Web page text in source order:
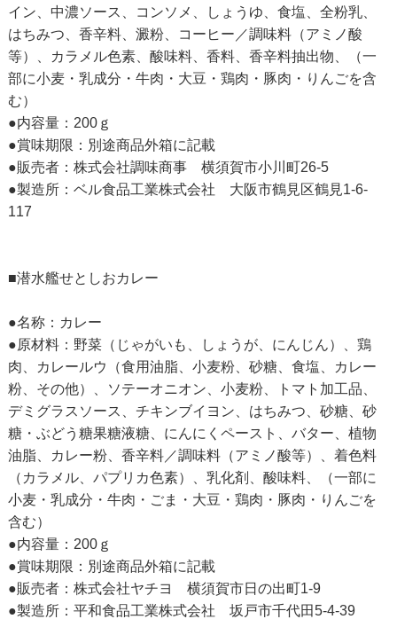
イン、中濃ソース、コンソメ、しょうゆ、食塩、全粉乳、
はちみつ、香辛料、澱粉、コーヒー／調味料（アミノ酸
等）、カラメル色素、酸味料、香料、香辛料抽出物、（一
部に小麦・乳成分・牛肉・大豆・鶏肉・豚肉・りんごを含
む）
●内容量：200ｇ
●賞味期限：別途商品外箱に記載
●販売者：株式会社調味商事 横須賀市小川町26-5
●製造所：ベル食品工業株式会社 大阪市鶴見区鶴見1-6-
117
■潜水艦せとしおカレー
●名称：カレー
●原材料：野菜（じゃがいも、しょうが、にんじん）、鶏
肉、カレールウ（食用油脂、小麦粉、砂糖、食塩、カレー
粉、その他）、ソテーオニオン、小麦粉、トマト加工品、
デミグラスソース、チキンブイヨン、はちみつ、砂糖、砂
糖・ぶどう糖果糖液糖、にんにくペースト、バター、植物
油脂、カレー粉、香辛料／調味料（アミノ酸等）、着色料
（カラメル、パプリカ色素）、乳化剤、酸味料、（一部に
小麦・乳成分・牛肉・ごま・大豆・鶏肉・豚肉・りんごを
含む）
●内容量：200ｇ
●賞味期限：別途商品外箱に記載
●販売者：株式会社ヤチヨ 横須賀市日の出町1-9
●製造所：平和食品工業株式会社 坂戸市千代田5-4-39